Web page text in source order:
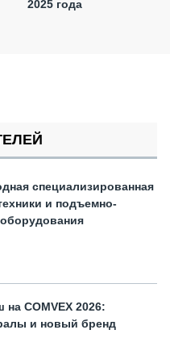
2025 года
специализированная
и подъемно-
COMVEX 2026:
и новый бренд